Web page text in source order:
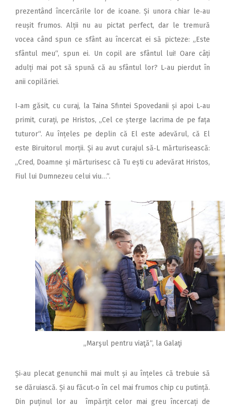
prezentând încercările lor de icoane. Și unora chiar le‑au
reușit frumos. Alții nu au pictat perfect, dar le tremură
vocea când spun ce sfânt au încercat ei să picteze: „Este
sfântul meu“, spun ei. Un copil are sfântul lui! Oare câți
adulți mai pot să spună că au sfântul lor? L‑au pierdut în
anii copilăriei.
I‑am găsit, cu curaj, la Taina Sfintei Spovedanii și apoi L‑au
primit, curați, pe Hristos, „Cel ce șterge lacrima de pe fața
tuturor“. Au înțeles pe deplin că El este adevărul, că El
este Biruitorul morții. Și au avut curajul să‑L mărturisească:
„Cred, Doamne și mărturisesc că Tu ești cu adevărat Hristos,
Fiul lui Dumnezeu celui viu…“.
„Marşul pentru viaţă“, la Galaţi
Și‑au plecat genunchii mai mult și au înțeles că trebuie să
se dăruiască. Și au făcut‑o în cel mai frumos chip cu putință.
Din puținul lor au împărțit celor mai greu încercați de